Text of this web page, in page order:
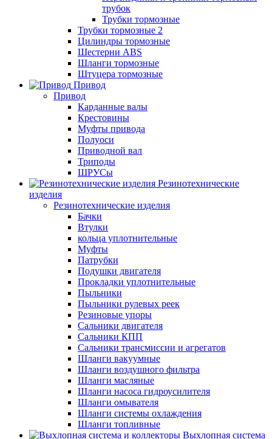
трубок
Трубки тормозные
Трубки тормозные 2
Цилиндры тормозные
Шестерни ABS
Шланги тормозные
Штуцера тормозные
Привод
Привод
Карданные валы
Крестовины
Муфты привода
Полуоси
Приводной вал
Триподы
ШРУСы
Резинотехнические
изделия
Резинотехнические изделия
Бачки
Втулки
кольца уплотнительные
Муфты
Патрубки
Подушки двигателя
Прокладки уплотнительные
Пыльники
Пыльники рулевых реек
Резиновые упоры
Сальники двигателя
Сальники КПП
Сальники трансмиссии и агрегатов
Шланги вакуумные
Шланги воздушного фильтра
Шланги масляные
Шланги насоса гидроусилителя
Шланги омывателя
Шланги системы охлаждения
Шланги топливные
Выхлопная система